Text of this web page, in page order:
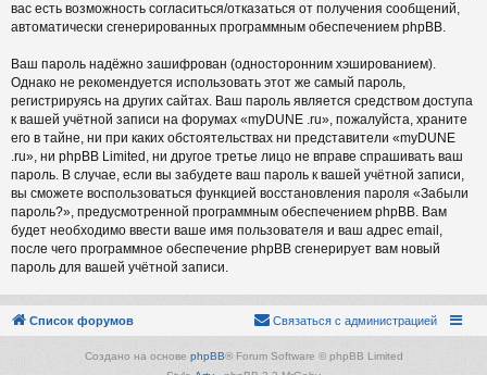
вас есть возможность согласиться/отказаться от получения сообщений,
автоматически сгенерированных программным обеспечением phpBB.
Ваш пароль надёжно зашифрован (односторонним хэшированием).
Однако не рекомендуется использовать этот же самый пароль,
регистрируясь на других сайтах. Ваш пароль является средством доступа
к вашей учётной записи на форумах «myDUNE .ru», пожалуйста, храните
его в тайне, ни при каких обстоятельствах ни представители «myDUNE
.ru», ни phpBB Limited, ни другое третье лицо не вправе спрашивать ваш
пароль. В случае, если вы забудете ваш пароль к вашей учётной записи,
вы сможете воспользоваться функцией восстановления пароля «Забыли
пароль?», предусмотренной программным обеспечением phpBB. Вам
будет необходимо ввести ваше имя пользователя и ваш адрес email,
после чего программное обеспечение phpBB сгенерирует вам новый
пароль для вашей учётной записи.
Список форумов Связаться с администрацией
Создано на основе phpBB® Forum Software © phpBB Limited